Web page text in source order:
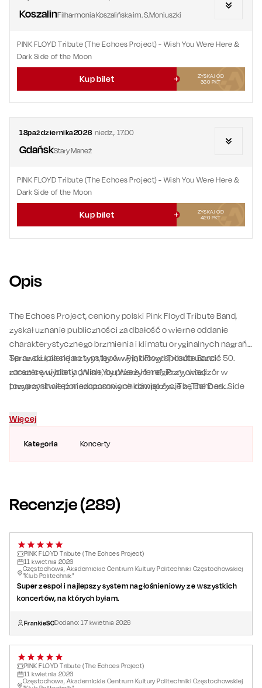
KoszalinFilharmonia Koszalińska im. S.Moniuszki
PINK FLOYD Tribute (The Echoes Project) - Wish You Were Here &
Dark Side of the Moon
Kup bilet
ZYSKAJ OD
360 PKT
18października2026 niedz.,17.00
GdańskStary Maneż
PINK FLOYD Tribute (The Echoes Project) - Wish You Were Here &
Dark Side of the Moon
Kup bilet
ZYSKAJ OD
420 PKT
Opis
Kategoria Koncerty
The Echoes Project, ceniony polski Pink Floyd Tribute Band,
zyskał uznanie publiczności za dbałość o wierne oddanie
charakterystycznego brzmienia i klimatu oryginalnych nagrań.
Teraz skupia się na tym, by w wyjątkowy sposób uczcić 50.
rocznicę wydania „Wish You Were Here”. Przy okazji
przypomina też niezapomniane kompozycje z „The Dark Side
doświadczenie muzyki Pink Floyd.
Sprawdź kalendarz występów Pink Floyd Tribute Band i
zarezerwuj bilety online, by przeżyć magiczny wieczór w
towarzystwie ponadczasowych dźwięków. The Echoes
inspiracji, oddając hołd dwóm albumom, które na zawsze
zapisały się w historii rocka.
Więcej
Recenzje (289)
PINK FLOYD Tribute (The Echoes Project)
11 kwietnia 2026
Częstochowa, Akademickie Centrum Kultury Politechniki Częstochowskiej
"Klub Politechnik"
Super zespoł i najlepszy system nagłośnieniowy ze wszystkich
koncertów, na których byłam.
FrankieSCDodano:17 kwietnia 2026
PINK FLOYD Tribute (The Echoes Project)
11 kwietnia 2026
Częstochowa, Akademickie Centrum Kultury Politechniki Częstochowskiej